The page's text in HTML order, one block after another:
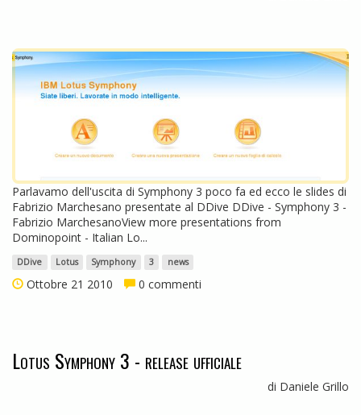
Parlavamo dell'uscita di Symphony 3 poco fa ed ecco le slides di
Fabrizio Marchesano presentate al DDive DDive - Symphony 3 -
Fabrizio MarchesanoView more presentations from
Dominopoint - Italian Lo...
DDive Lotus Symphony 3 news
Ottobre 21 2010 0 commenti
Lotus Symphony 3 - release ufficiale
di Daniele Grillo